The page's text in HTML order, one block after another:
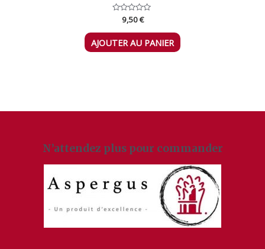
Note
sur
5
9,50€
AJOUTER AU PANIER
N’attendez plus pour commander